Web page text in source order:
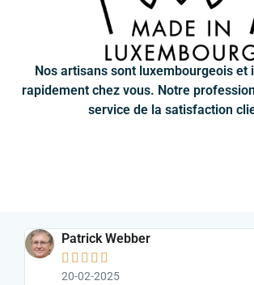
Nos artisans sont luxembourgeois et
rapidement chez vous. Notre
service de la satisfaction
Patrick Webber
    
20-02-2025